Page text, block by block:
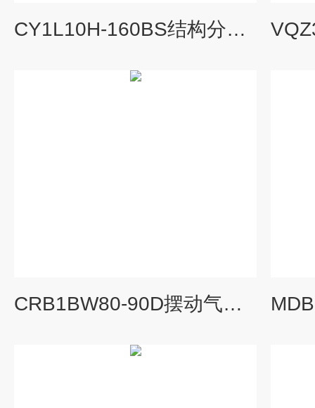
CY1L10H-160BS结构分析SMC无杆气缸 滑尺型/球轴承
CRB1BW80-90D摆动气缸 叶片式SMC产品特性一览